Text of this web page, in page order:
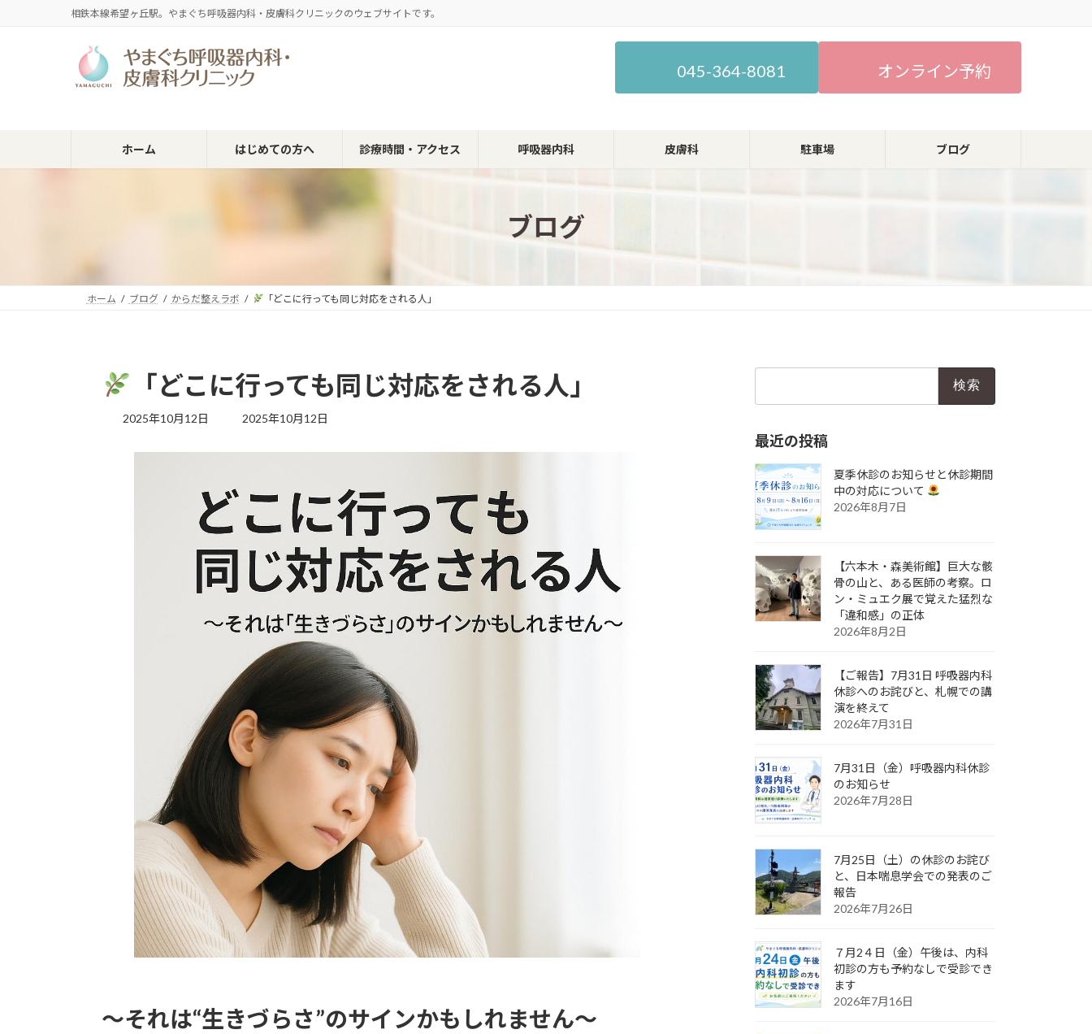
ッ
移
相鉄本線希望ヶ丘駅。やまぐち呼吸器内科・皮膚科クリニックのウェブサイトです。
045-364-8081 オンライン予約
ホーム はじめての方へ 診療時間・アクセス 呼吸器内科 皮膚科 駐車場 ブログ
ブログ
ホーム ブログ からだ整えラボ 「どこに行っても同じ対応をされる人」
「どこに行っても同じ対応をされる人」
2025年10月12日
最
更
時
2025年10月12日
〜それは“生きづらさ”のサインかもしれません〜
最近の投稿
夏季休診のお知らせと休診期間
中の対応について
2026年8月7日
【六本木・森美術館】巨大な骸
骨の山と、ある医師の考察。ロ
ン・ミュエク展で覚えた猛烈な
「違和感」の正体
2026年8月2日
【ご報告】7月31日 呼吸器内科
休診へのお詫びと、札幌での講
演を終えて
2026年7月31日
7月31日（金）呼吸器内科休診
のお知らせ
2026年7月28日
7月25日（土）の休診のお詫び
と、日本喘息学会での発表のご
報告
2026年7月26日
７月2４日（金）午後は、内科
初診の方も予約なしで受診でき
ます
2026年7月16日